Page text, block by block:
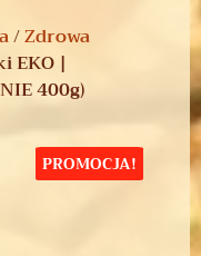
/Zdrowa
EKO |
400g)
PROMOCJA!